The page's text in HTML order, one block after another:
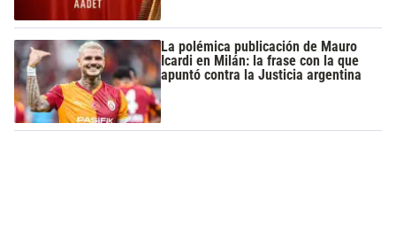
La polémica publicación de Mauro
Icardi en Milán: la frase con la que
apuntó contra la Justicia argentina